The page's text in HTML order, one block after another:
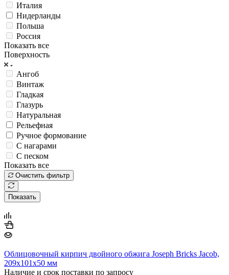
Италия
Нидерланды
Польша
Россия
Показать все
Поверхность
Ангоб
Винтаж
Гладкая
Глазурь
Натуральная
Рельефная
Ручное формование
С нагарами
С песком
Показать все
Очистить фильтр
Показать
Облицовочный кирпич двойного обжига Joseph Bricks Jacob,
209х101х50 мм
Наличие и срок поставки по запросу